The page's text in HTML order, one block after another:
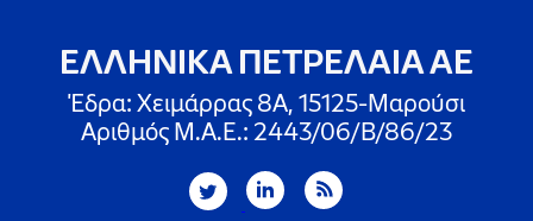
ΕΛΛΗΝΙΚΑ ΠΕΤΡΕΛΑΙΑ ΑΕ
Έδρα: Χειμάρρας 8A, 15125-Μαρούσι
Αριθμός Μ.Α.Ε.: 2443/06/Β/86/23